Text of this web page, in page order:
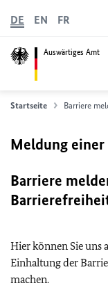
Auswärtiges Amt
DE EN FR
Startseite Barriere
Meldung einer
Barriere
Hier können Sie uns
Einhaltung der
machen.